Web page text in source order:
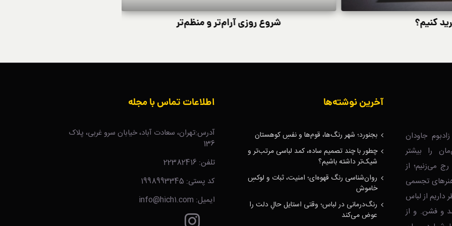
کنیم؟ شروع روزی آرام‌تر و منظم‌تر
جاودان
را بیشتر
می‌زنیم؛ از
هنرهای تجسمی
داریم از لباس
و فشن. و از
آخرین نوشته‌ها
بجنورد؛ شهر رنگ‌ها، قوم‌ها و نفسِ کوهستان
چطور با چند تصمیم ساده، کمد لباسی مرتب‌تر و
شیک‌تر داشته باشیم؟
روان‌شناسی رنگ قهوه‌ای؛ امنیت، ثبات و لوکسِ
خاموش
رنگ‌درمانی در لباس؛ وقتی استایل حالِ دلت را
عوض می‌کند
اطلاعات تماس با مجله
آدرس:تهران، سعادت آباد، خیابان سرو غربی، پلاک
136
تلفن: 22382416
کد پستی: 1998993345
ایمیل: info@hich1.com